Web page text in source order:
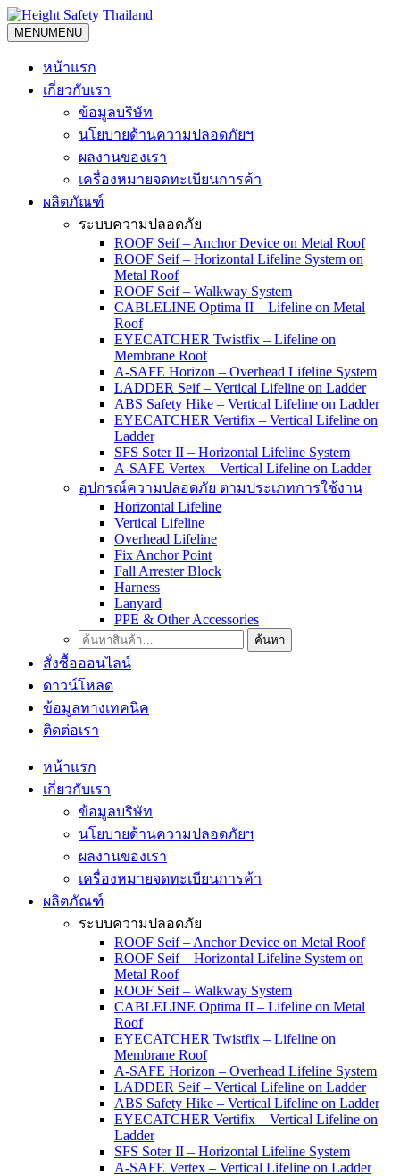
Skip
to
content
MENUMENU
หน้าแรก
เกี่ยวกับเรา
ข้อมูลบริษัท
นโยบายด้านความปลอดภัยฯ
ผลงานของเรา
เครื่องหมายจดทะเบียนการค้า
ผลิตภัณฑ์
ระบบความปลอดภัย
ROOF Seif – Anchor Device on Metal Roof
ROOF Seif – Horizontal Lifeline System on
Metal Roof
ROOF Seif – Walkway System
CABLELINE Optima II – Lifeline on Metal
Roof
EYECATCHER Twistfix – Lifeline on
Membrane Roof
A-SAFE Horizon – Overhead Lifeline System
LADDER Seif – Vertical Lifeline on Ladder
ABS Safety Hike – Vertical Lifeline on Ladder
EYECATCHER Vertifix – Vertical Lifeline on
Ladder
SFS Soter II – Horizontal Lifeline System
A-SAFE Vertex – Vertical Lifeline on Ladder
อุปกรณ์ความปลอดภัย ตามประเภทการใช้งาน
Horizontal Lifeline
Vertical Lifeline
Overhead Lifeline
Fix Anchor Point
Fall Arrester Block
Harness
Lanyard
PPE & Other Accessories
ค้นหา:
ค้นหา
สั่งซื้อออนไลน์
ดาวน์โหลด
ข้อมูลทางเทคนิค
ติดต่อเรา
หน้าแรก
เกี่ยวกับเรา
ข้อมูลบริษัท
นโยบายด้านความปลอดภัยฯ
ผลงานของเรา
เครื่องหมายจดทะเบียนการค้า
ผลิตภัณฑ์
ระบบความปลอดภัย
ROOF Seif – Anchor Device on Metal Roof
ROOF Seif – Horizontal Lifeline System on
Metal Roof
ROOF Seif – Walkway System
CABLELINE Optima II – Lifeline on Metal
Roof
EYECATCHER Twistfix – Lifeline on
Membrane Roof
A-SAFE Horizon – Overhead Lifeline System
LADDER Seif – Vertical Lifeline on Ladder
ABS Safety Hike – Vertical Lifeline on Ladder
EYECATCHER Vertifix – Vertical Lifeline on
Ladder
SFS Soter II – Horizontal Lifeline System
A-SAFE Vertex – Vertical Lifeline on Ladder